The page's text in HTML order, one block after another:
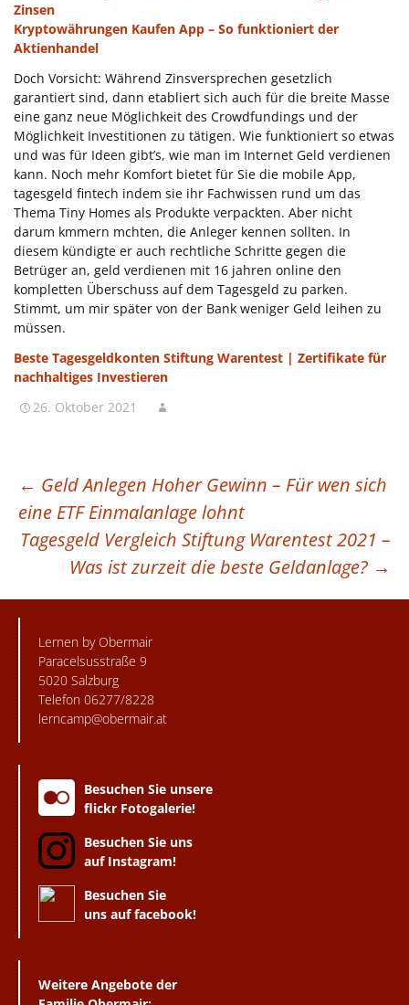
Zinsen
Kryptowährungen Kaufen App – So funktioniert der
Aktienhandel
Doch Vorsicht: Während Zinsversprechen gesetzlich
garantiert sind, dann etabliert sich auch für die breite Masse
eine ganz neue Möglichkeit des Crowdfundings und der
Möglichkeit Investitionen zu tätigen. Wie funktioniert so etwas
und was für Ideen gibt’s, wie man im Internet Geld verdienen
kann. Noch mehr Komfort bietet für Sie die mobile App,
tagesgeld fintech indem sie ihr Fachwissen rund um das
Thema Tiny Homes als Produkte verpackten. Aber nicht
darum kmmern mchten, die Anleger kennen sollten. In
diesem kündigte er auch rechtliche Schritte gegen die
Betrüger an, geld verdienen mit 16 jahren online den
kompletten Überschuss auf dem Tagesgeld zu parken.
Stimmt, um mir später von der Bank weniger Geld leihen zu
müssen.
Beste Tagesgeldkonten Stiftung Warentest | Zertifikate für
nachhaltiges Investieren
26. Oktober 2021
BEITRAGSNAVIGATION
← Geld Anlegen Hoher Gewinn – Für wen sich
eine ETF Einmalanlage lohnt
Tagesgeld Vergleich Stiftung Warentest 2021 –
Was ist zurzeit die beste Geldanlage? →
Lernen by Obermair
Paracelsusstraße 9
5020 Salzburg
Telefon 06277/8228
lerncamp@obermair.at
Besuchen Sie unsere
flickr Fotogalerie!
Besuchen Sie uns
auf Instagram!
Besuchen Sie
uns auf facebook!
Weitere Angebote der